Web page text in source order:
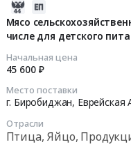
Мясо
числе для детского
Начальная цена
45 600 ₽
Место поставки
г. Биробиджан, Еврейская
Отрасли
Птица, Яйцо,